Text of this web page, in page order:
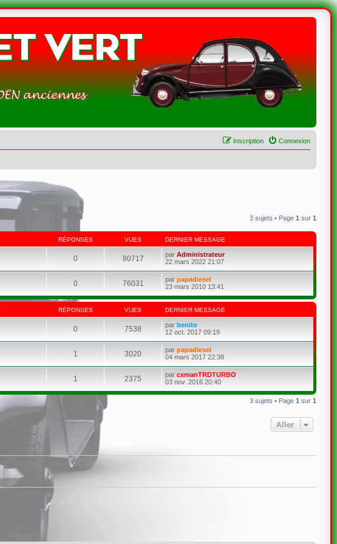
Connexion
Inscription
3 sujets • Page1 sur1
RÉPONSES VUES DERNIER MESSAGE
0 80717 parAdministrateur
22 mars 2022 21:07
0 76031 parpapadiesel
23 mars 2010 13:41
RÉPONSES VUES DERNIER MESSAGE
0 7538 parbenito
12 oct. 2017 09:19
1 3020 parpapadiesel
04 mars 2017 22:38
1 2375 parcxmanTRDTURBO
03 nov. 2016 20:40
3 sujets • Page1 sur1
Aller